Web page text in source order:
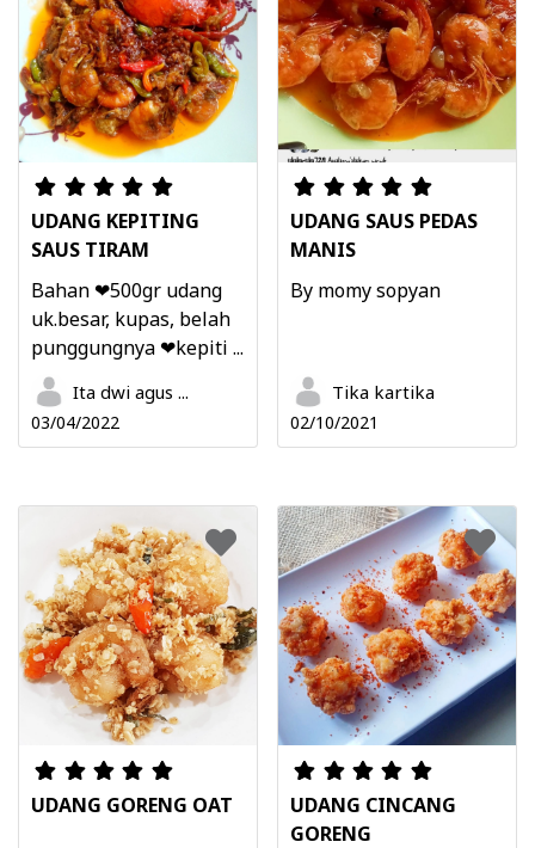
UDANG KEPITING
SAUS TIRAM
Bahan ❤500gr udang
uk.besar, kupas, belah
punggungnya ❤kepiti ...
Ita dwi agus ...
03/04/2022
UDANG SAUS PEDAS
MANIS
By momy sopyan
Tika kartika
02/10/2021
UDANG GORENG OAT
UDANG CINCANG
GORENG